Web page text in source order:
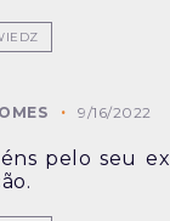
9/16/2022
pelo seu